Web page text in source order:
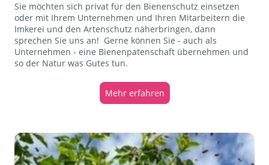
Sie möchten sich privat für den Bienenschutz einsetzen
oder mit Ihrem Unternehmen und Ihren Mitarbeitern die
Imkerei und den Artenschutz näherbringen, dann
sprechen Sie uns an! Gerne können Sie - auch als
Unternehmen - eine Bienenpatenschaft übernehmen und
so der Natur was Gutes tun.
Mehr erfahren